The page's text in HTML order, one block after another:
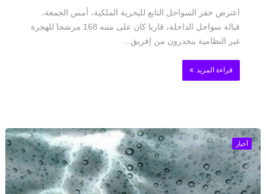
اعترض خفر السواحل التابع للبحرية الملكية، أمس الجمعة،
قبالة سواحل الداخلة، قاربا كان على متنه 168 مرشحا للهجرة
غير النظامية ينحدرون من إفريق...
قراءة المزيد
أخبار